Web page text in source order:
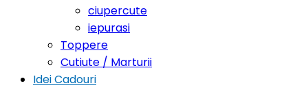
ciupercute
iepurasi
Toppere
Cutiute / Marturii
Idei Cadouri